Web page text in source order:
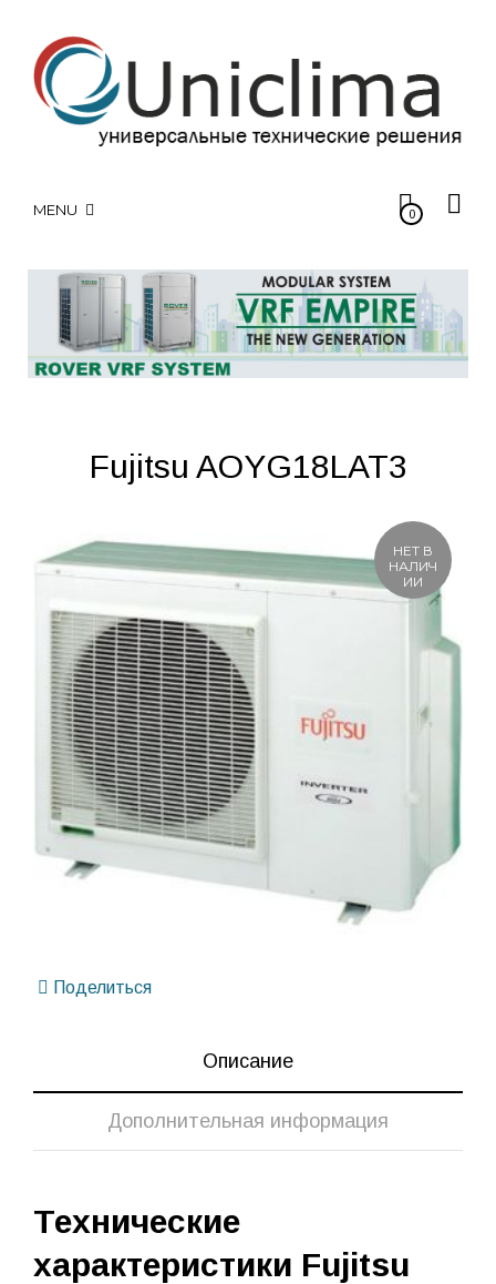
MENU 0
Fujitsu AOYG18LAT3
НЕТ В
НАЛИЧ
ИИ
Поделиться
Описание
Дополнительная информация
Технические
характеристики Fujitsu